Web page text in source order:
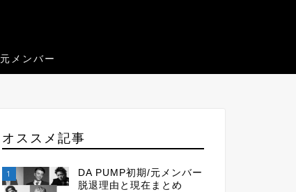
元メンバー
オススメ記事
1
DA PUMP初期/元メンバー
脱退理由と現在まとめ